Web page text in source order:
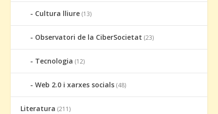
Cultura lliure (13)
Observatori de la CiberSocietat (23)
Tecnologia (12)
Web 2.0 i xarxes socials (48)
Literatura (211)